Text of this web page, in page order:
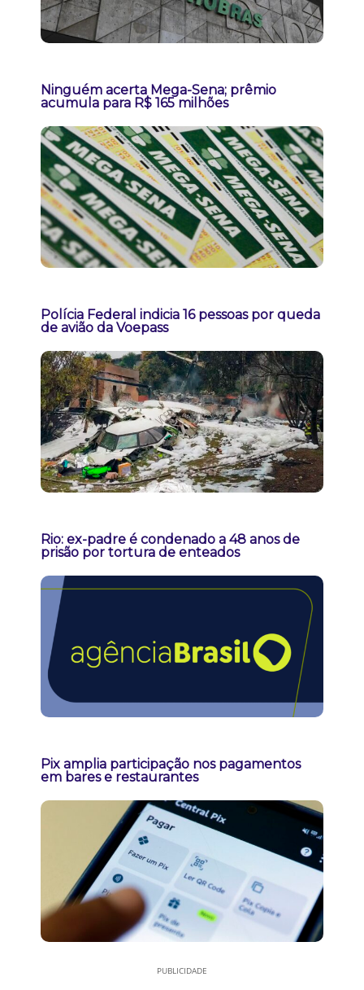
Ninguém acerta Mega-Sena; prêmio
acumula para R$ 165 milhões
Polícia Federal indicia 16 pessoas por queda
de avião da Voepass
Rio: ex-padre é condenado a 48 anos de
prisão por tortura de enteados
Pix amplia participação nos pagamentos
em bares e restaurantes
PUBLICIDADE